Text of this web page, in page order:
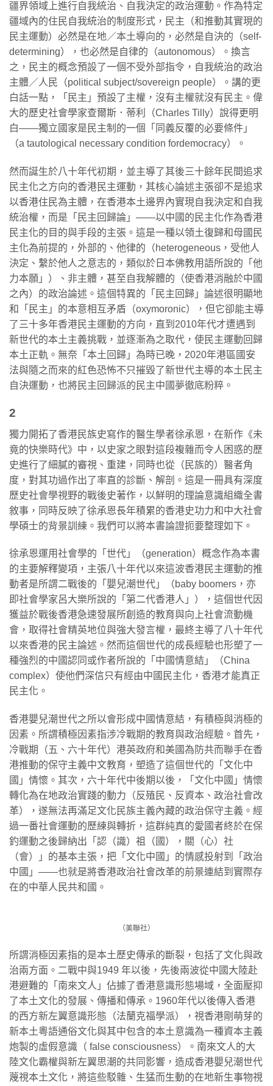
疆界領域上進行自我統治、自我決定的政治運動。作為特定
疆域內的住民自我統治的制度形式，民主（和推動其實現的
民主運動）必然是在地／本土導向的，必然是自決的（self-
determining），也必然是自律的（autonomous）。換言
之，民主的概念預設了一個不受外部指令，自我統治的政治
主體／人民（political subject/sovereign people）。講的更
白話一點，「民主」預設了主權，沒有主權就沒有民主。偉
大的歷史社會學家查爾斯．蒂利（Charles Tilly）說得更明
白——獨立國家是民主制的一個「同義反覆的必要條件」
（a tautological necessary condition fordemocracy）。
然而誕生於八十年代初期，並主導了其後三十餘年民間追求
民主化之方向的香港民主運動，其核心論述主張卻不是追求
以香港住民為主體，在香港本土邊界內實現自我決定和自我
統治權，而是「民主回歸論」——以中國的民主化作為香港
民主化的目的與手段的主張。這是一種以領土復歸和母國民
主化為前提的，外部的、他律的（heterogeneous，受他人
決定、繫於他人之意志的，類似於日本佛教用語所說的「他
力本願」）、非主體，甚至自我解體的（使香港消融於中國
之內）的政治論述。這個特異的「民主回歸」論述很明顯地
和「民主」的本意相互矛盾（oxymoronic），但它卻能主導
了三十多年香港民主運動的方向，直到2010年代才遭遇到
新世代的本土主義挑戰，並逐漸為之取代，使民主運動回歸
本土正軌。無奈「本土回歸」為時已晚，2020年港區國安
法與隨之而來的紅色恐怖不只摧毀了新世代主導的本土民主
自決運動，也將民主回歸派的民主中國夢徹底粉粹。
2
獨力開拓了香港民族史寫作的醫生學者徐承恩，在新作《未
竟的快樂時代》中，以史家之眼對這段複雜而令人困惑的歷
史進行了細膩的審視、重建，同時也從（民族的）醫者角
度，對其功過作出了率直的診斷、解剖。這是一冊具有深度
歷史社會學視野的戰後史著作，以鮮明的理論意識組織全書
敘事，同時反映了徐承恩長年積累的香港史功力和中大社會
學碩士的背景訓練。我們可以將本書論證扼要整理如下。
徐承恩運用社會學的「世代」（generation）概念作為本書
的主要解釋變項，主張八十年代以來這波香港民主運動的推
動者是所謂二戰後的「嬰兒潮世代」（baby boomers，亦
即社會學家呂大樂所說的「第二代香港人」），這個世代因
獲益於戰後香港急速發展所創造的教育與向上社會流動機
會，取得社會精英地位與強大發言權，最終主導了八十年代
以來香港的民主論述。然而這個世代的成長經驗也形塑了一
種強烈的中國認同或作者所說的「中國情意結」（China
complex）使他們深信只有經由中國民主化，香港才能真正
民主化。
香港嬰兒潮世代之所以會形成中國情意結，有積極與消極的
因素。所謂積極因素指涉冷戰期的教育與政治經驗。首先，
冷戰期（五、六十年代）港英政府和美國為防共而聯手在香
港推動的保守主義中文教育，塑造了這個世代的「文化中
國」情懷。其次，六十年代中後期以後，「文化中國」情懷
轉化為在地政治實踐的動力（反殖民、反資本、政治社會改
革），遂無法再滿足文化民族主義內藏的政治保守主義。經
過一番社會運動的歷練與轉折，這群純真的愛國者終於在保
釣運動之後歸納出「認（識）祖（國），關（心）社
（會）」的基本主張，把「文化中國」的情感投射到「政治
中國」——也就是將香港政治社會改革的前景連結到實際存
在的中華人民共和國。
（美聯社）
所謂消極因素指的是本土歷史傳承的斷裂，包括了文化與政
治兩方面。二戰中與1949 年以後，先後兩波從中國大陸赴
港避難的「南來文人」佔據了香港意識形態場域，全面壓抑
了本土文化的發展、傳播和傳承。1960年代以後傳入香港
的西方新左翼意識形態（法蘭克福學派），視香港剛萌芽的
新本土粵語通俗文化與其中包含的本土意識為一種資本主義
炮製的虛假意識（ false consciousness）。南來文人的大
陸文化霸權與新左翼思潮的共同影響，造成香港嬰兒潮世代
蔑視本土文化，將這些駁雜、生猛而生動的在地新生事物視